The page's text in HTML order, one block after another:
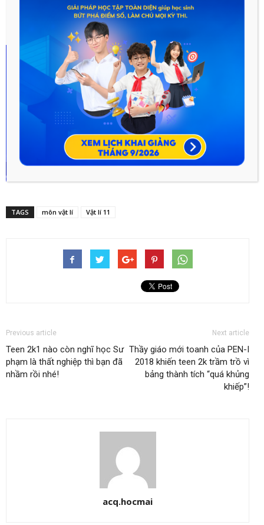
TAGS môn vật lí Vật lí 11
Previous article
Teen 2k1 nào còn nghĩ học Sư
phạm là thất nghiệp thì bạn đã
nhầm rồi nhé!
Next article
Thầy giáo mới toanh của PEN-I
2018 khiến teen 2k trầm trồ vì
bảng thành tích “quá khủng
khiếp”!
acq.hocmai